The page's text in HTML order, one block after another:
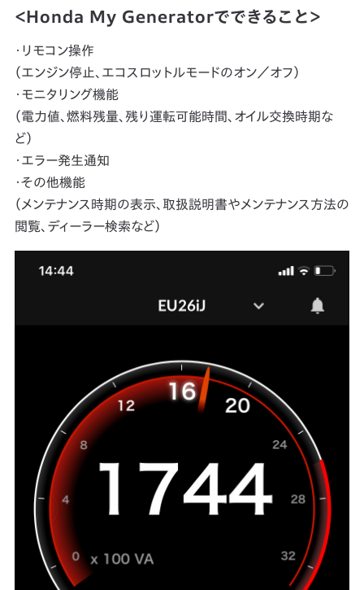
＜Honda My Generatorでできること＞
・リモコン操作
（エンジン停止、エコスロットルモードのオン／オフ）
・モニタリング機能
（電力値、燃料残量、残り運転可能時間、オイル交換時期な
ど）
・エラー発生通知
・その他機能
（メンテナンス時期の表示、取扱説明書やメンテナンス方法の
閲覧、ディーラー検索など）